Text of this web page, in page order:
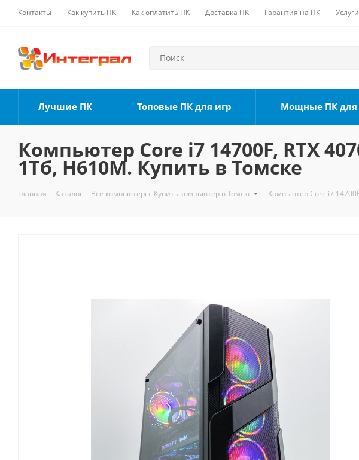
Контакты Как купить ПК Как оплатить ПК Доставка ПК Гарантия на ПК Услуги
Лучшие ПК Топовые ПК для игр Мощные ПК для
Компьютер Core i7 14700F, RTX
1Тб, H610M. Купить в Томске
Главная - Каталог - Все компьютеры. Купить компьютер в Томске - Компьютер Core i7